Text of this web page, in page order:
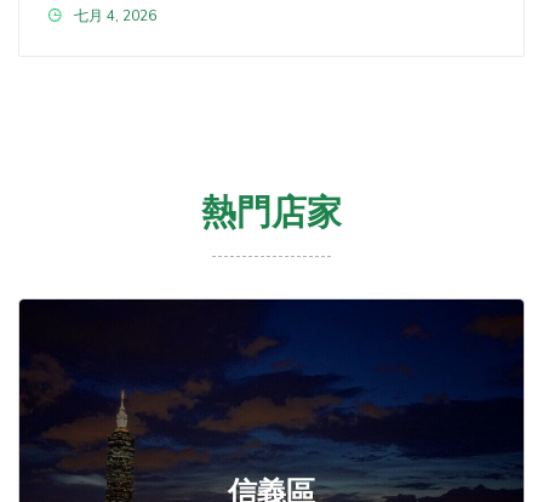
七月 4, 2026
熱門店家
信義區